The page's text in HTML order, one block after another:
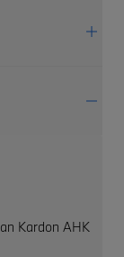
Kardon AHK